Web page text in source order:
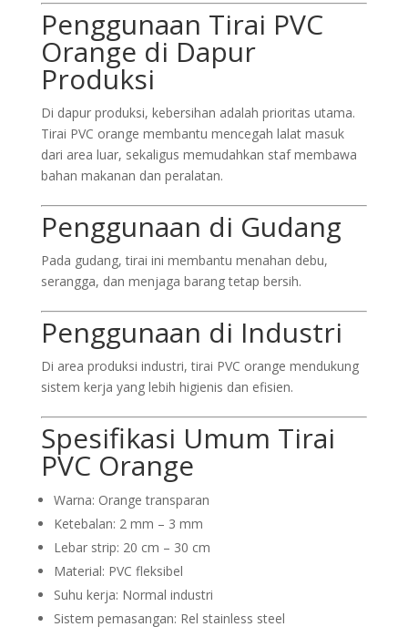
Penggunaan Tirai PVC
Orange di Dapur
Produksi
Di dapur produksi, kebersihan adalah prioritas utama.
Tirai PVC orange membantu mencegah lalat masuk
dari area luar, sekaligus memudahkan staf membawa
bahan makanan dan peralatan.
Penggunaan di Gudang
Pada gudang, tirai ini membantu menahan debu,
serangga, dan menjaga barang tetap bersih.
Penggunaan di Industri
Di area produksi industri, tirai PVC orange mendukung
sistem kerja yang lebih higienis dan efisien.
Spesifikasi Umum Tirai
PVC Orange
Warna: Orange transparan
Ketebalan: 2 mm – 3 mm
Lebar strip: 20 cm – 30 cm
Material: PVC fleksibel
Suhu kerja: Normal industri
Sistem pemasangan: Rel stainless steel